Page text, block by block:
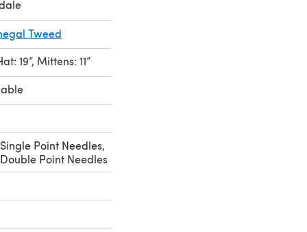
Tweed
19”, Mittens: 11”
Point Needles,
Point Needles